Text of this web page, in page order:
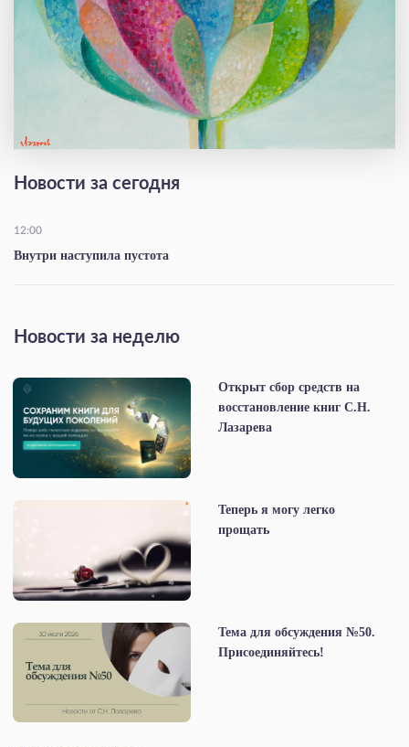
Новости за сегодня
12:00
Внутри наступила пустота
Новости за неделю
Открыт сбор средств на
восстановление книг С.Н.
Лазарева
Теперь я могу легко
прощать
Тема для обсуждения №50.
Присоединяйтесь!